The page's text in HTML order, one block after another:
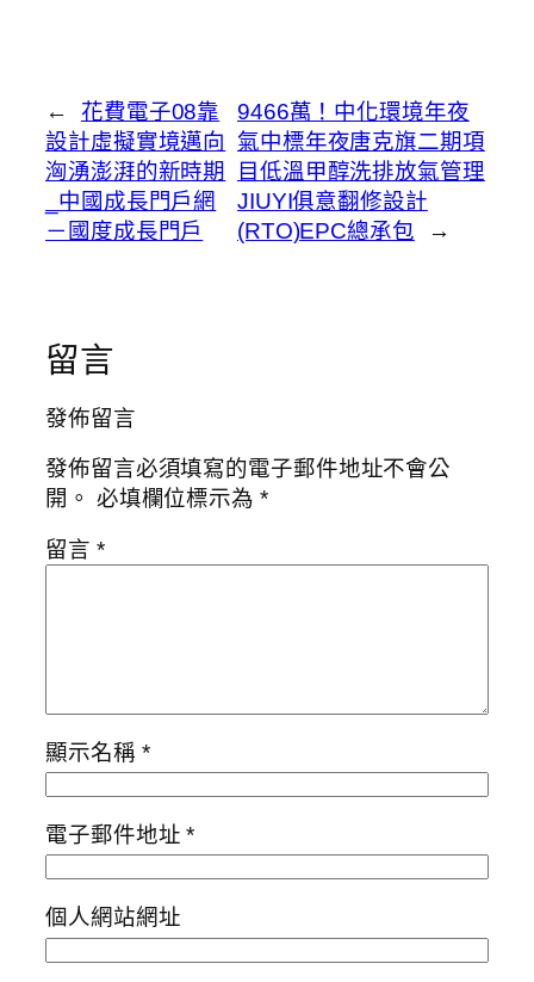
←
花費電子08靠
設計虛擬實境邁向
洶湧澎湃的新時期
_中國成長門戶網
－國度成長門戶
9466萬！中化環境年夜
氣中標年夜唐克旗二期項
目低溫甲醇洗排放氣管理
JIUYI俱意翻修設計
(RTO)EPC總承包
→
留言
發佈留言
發佈留言必須填寫的電子郵件地址不會公
開。 必填欄位標示為 *
留言 *
顯示名稱 *
電子郵件地址*
個人網站網址